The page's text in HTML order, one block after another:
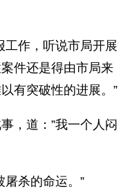
工作，听说市局开展
件还是得由市局来
有突破性的进展。”
，道：”我一个人闷
屠杀的命运。”